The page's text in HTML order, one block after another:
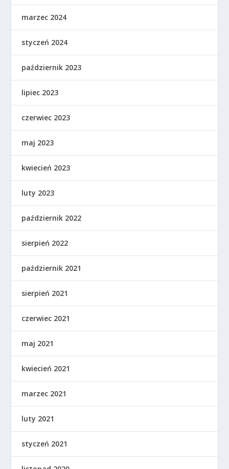
marzec 2024
styczeń 2024
październik 2023
lipiec 2023
czerwiec 2023
maj 2023
kwiecień 2023
luty 2023
październik 2022
sierpień 2022
październik 2021
sierpień 2021
czerwiec 2021
maj 2021
kwiecień 2021
marzec 2021
luty 2021
styczeń 2021